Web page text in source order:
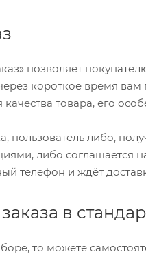
позволяет
короткое время вам
товара, его
пользователь либо,
либо соглашается
телефон и ждёт
в
то можете